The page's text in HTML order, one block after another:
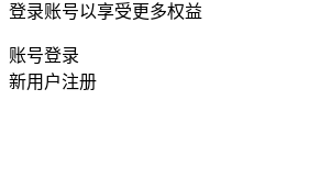
登录账号以享受更多权益
账号登录
新用户注册